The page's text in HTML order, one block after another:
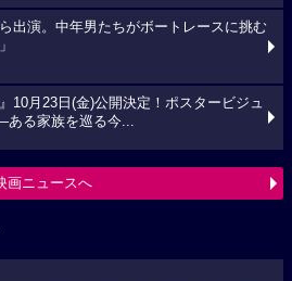
出演。中年男たちがボートレースに挑む
10月23日(金)公開決定！ポスタービジュ
る家族を巡る今...
画ニュースへ